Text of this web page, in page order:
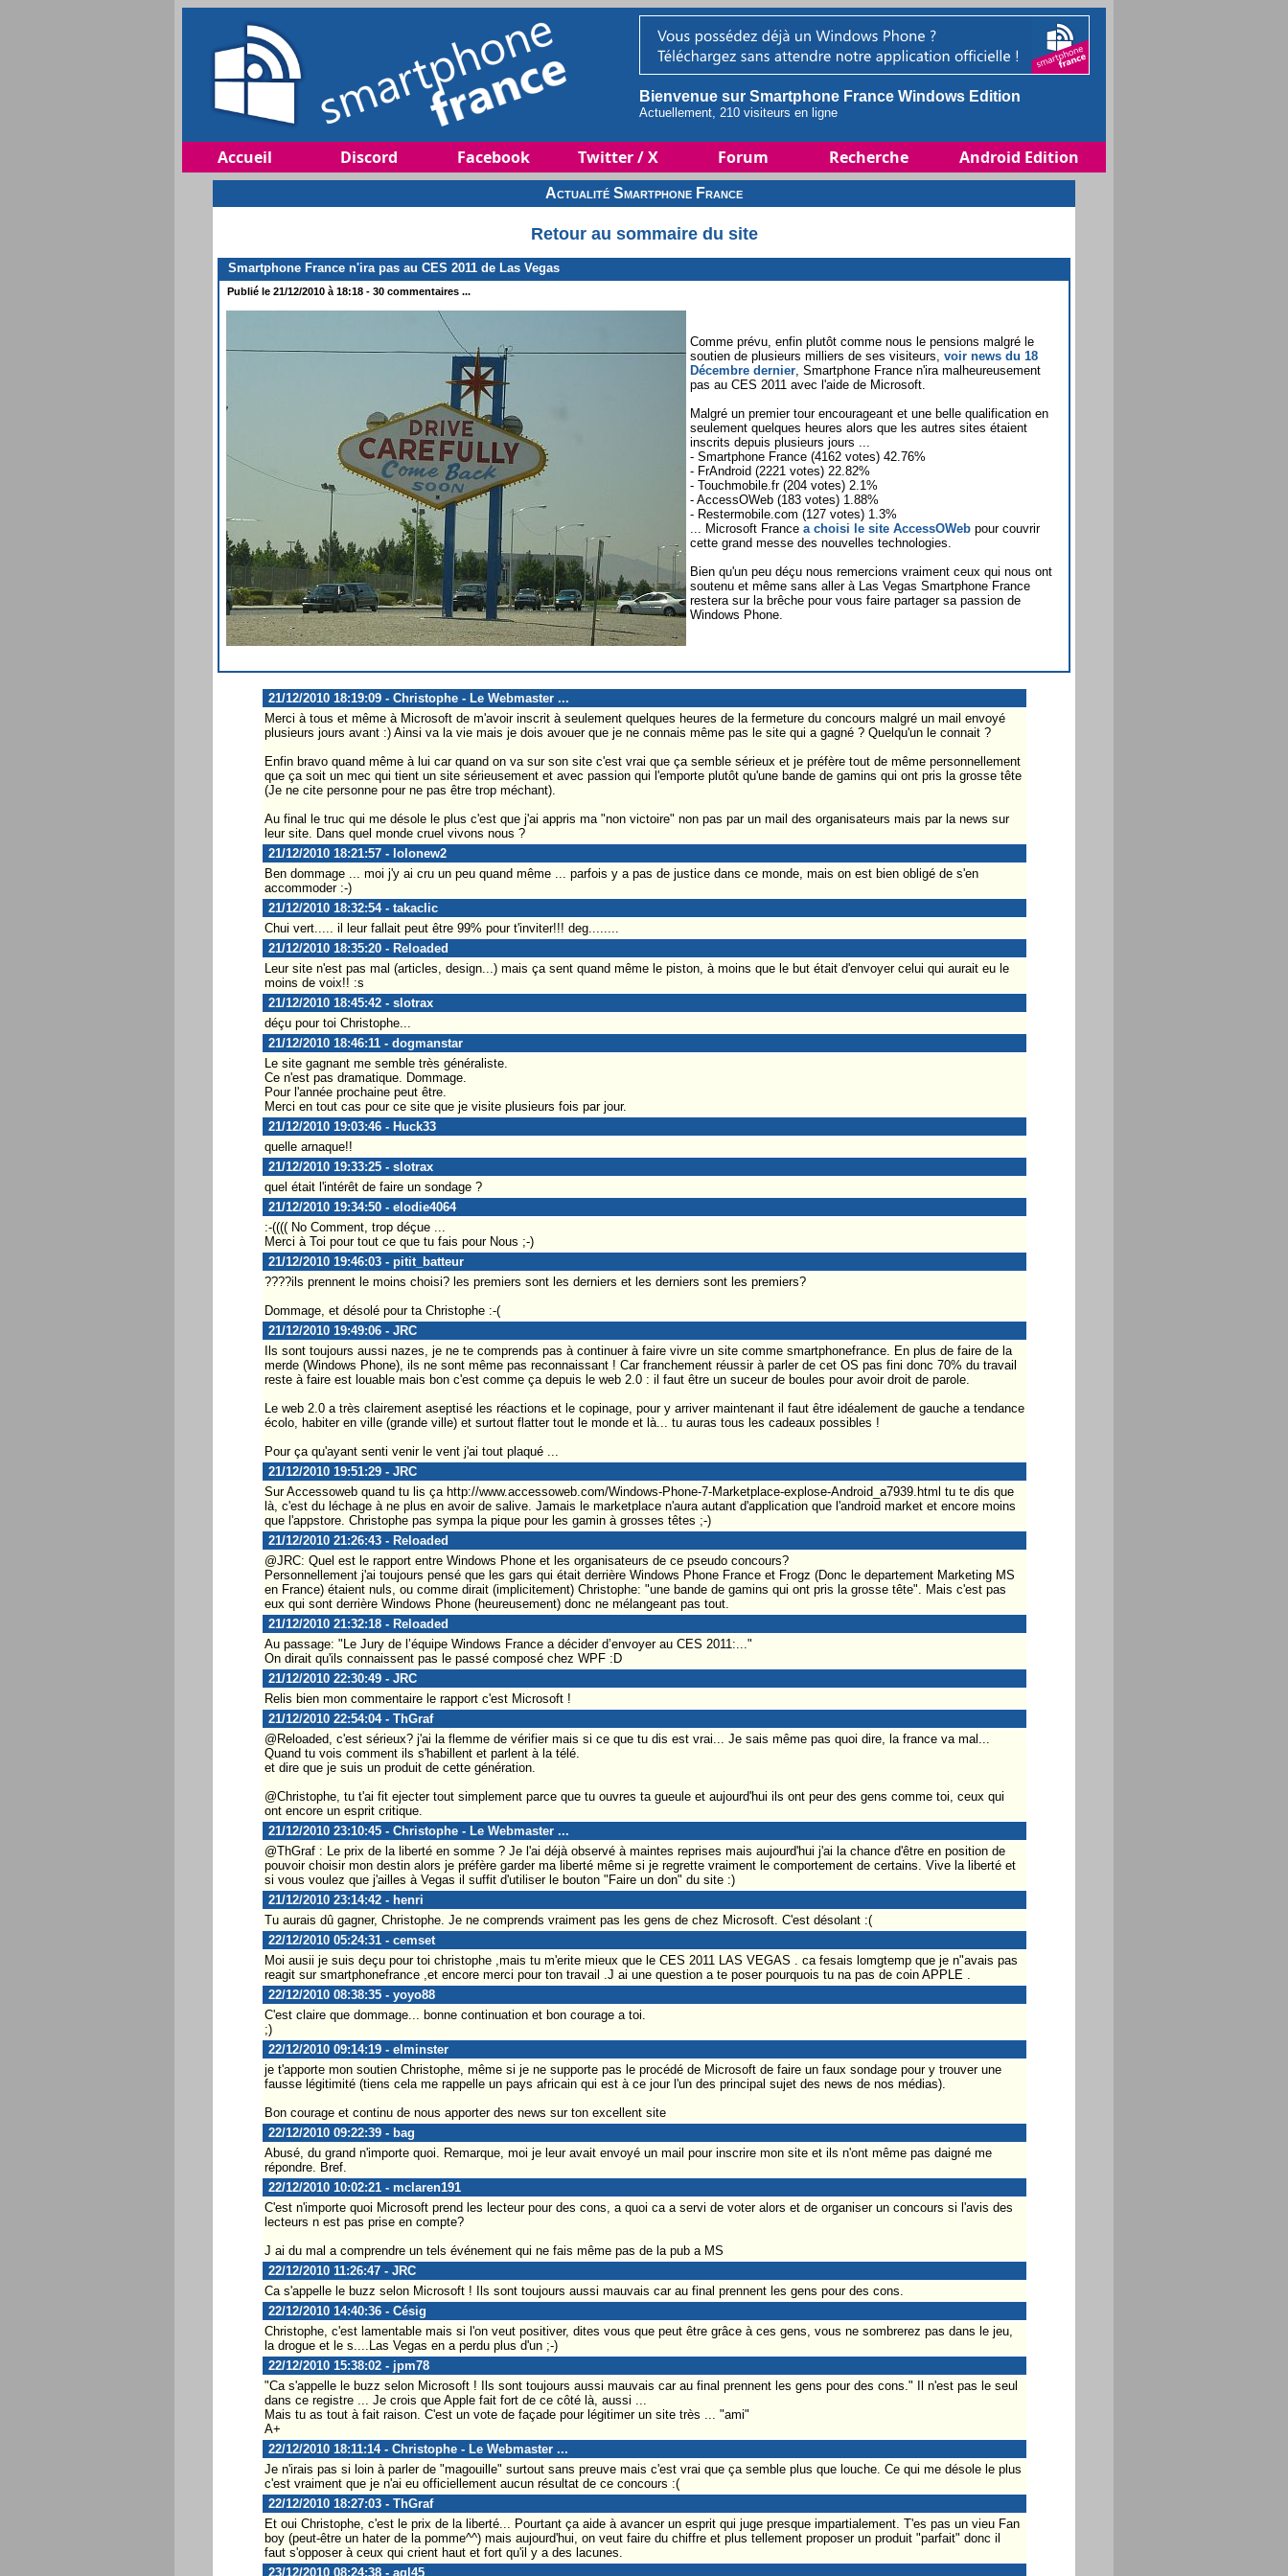
Bienvenue sur Smartphone France Windows Edition
Actuellement, 210 visiteurs en ligne
Accueil Discord Facebook Twitter / X Forum Recherche Android Edition
Actualité Smartphone France
Retour au sommaire du site
Smartphone France n'ira pas au CES 2011 de Las Vegas
Publié le 21/12/2010 à 18:18 - 30 commentaires ...
Comme prévu, enfin plutôt comme nous le pensions malgré le
soutien de plusieurs milliers de ses visiteurs, voir news du 18
Décembre dernier , Smartphone France n'ira malheureusement
pas au CES 2011 avec l'aide de Microsoft.
Malgré un premier tour encourageant et une belle qualification en
seulement quelques heures alors que les autres sites étaient
inscrits depuis plusieurs jours ...
- Smartphone France (4162 votes) 42.76%
- FrAndroid (2221 votes) 22.82%
- Touchmobile.fr (204 votes) 2.1%
- AccessOWeb (183 votes) 1.88%
- Restermobile.com (127 votes) 1.3%
... Microsoft France a choisi le site AccessOWeb pour couvrir
cette grand messe des nouvelles technologies.
Bien qu'un peu déçu nous remercions vraiment ceux qui nous ont
soutenu et même sans aller à Las Vegas Smartphone France
restera sur la brêche pour vous faire partager sa passion de
Windows Phone.
21/12/2010 18:19:09 - Christophe - Le Webmaster ...
Merci à tous et même à Microsoft de m'avoir inscrit à seulement quelques heures de la fermeture du concours malgré un mail envoyé
plusieurs jours avant :) Ainsi va la vie mais je dois avouer que je ne connais même pas le site qui a gagné ? Quelqu'un le connait ?
Enfin bravo quand même à lui car quand on va sur son site c'est vrai que ça semble sérieux et je préfère tout de même personnellement
que ça soit un mec qui tient un site sérieusement et avec passion qui l'emporte plutôt qu'une bande de gamins qui ont pris la grosse tête
(Je ne cite personne pour ne pas être trop méchant).
Au final le truc qui me désole le plus c'est que j'ai appris ma "non victoire" non pas par un mail des organisateurs mais par la news sur
leur site. Dans quel monde cruel vivons nous ?
21/12/2010 18:21:57 - lolonew2
Ben dommage ... moi j'y ai cru un peu quand même ... parfois y a pas de justice dans ce monde, mais on est bien obligé de s'en
accommoder :-)
21/12/2010 18:32:54 - takaclic
Chui vert..... il leur fallait peut être 99% pour t'inviter!!! deg........
21/12/2010 18:35:20 - Reloaded
Leur site n'est pas mal (articles, design...) mais ça sent quand même le piston, à moins que le but était d'envoyer celui qui aurait eu le
moins de voix!! :s
21/12/2010 18:45:42 - slotrax
déçu pour toi Christophe...
21/12/2010 18:46:11 - dogmanstar
Le site gagnant me semble très généraliste.
Ce n'est pas dramatique. Dommage.
Pour l'année prochaine peut être.
Merci en tout cas pour ce site que je visite plusieurs fois par jour.
21/12/2010 19:03:46 - Huck33
quelle arnaque!!
21/12/2010 19:33:25 - slotrax
quel était l'intérêt de faire un sondage ?
21/12/2010 19:34:50 - elodie4064
:-(((( No Comment, trop déçue ...
Merci à Toi pour tout ce que tu fais pour Nous ;-)
21/12/2010 19:46:03 - pitit_batteur
????ils prennent le moins choisi? les premiers sont les derniers et les derniers sont les premiers?
Dommage, et désolé pour ta Christophe :-(
21/12/2010 19:49:06 - JRC
Ils sont toujours aussi nazes, je ne te comprends pas à continuer à faire vivre un site comme smartphonefrance. En plus de faire de la
merde (Windows Phone), ils ne sont même pas reconnaissant ! Car franchement réussir à parler de cet OS pas fini donc 70% du travail
reste à faire est louable mais bon c'est comme ça depuis le web 2.0 : il faut être un suceur de boules pour avoir droit de parole.
Le web 2.0 a très clairement aseptisé les réactions et le copinage, pour y arriver maintenant il faut être idéalement de gauche a tendance
écolo, habiter en ville (grande ville) et surtout flatter tout le monde et là... tu auras tous les cadeaux possibles !
Pour ça qu'ayant senti venir le vent j'ai tout plaqué ...
21/12/2010 19:51:29 - JRC
Sur Accessoweb quand tu lis ça http://www.accessoweb.com/Windows-Phone-7-Marketplace-explose-Android_a7939.html tu te dis que
là, c'est du léchage à ne plus en avoir de salive. Jamais le marketplace n'aura autant d'application que l'android market et encore moins
que l'appstore. Christophe pas sympa la pique pour les gamin à grosses têtes ;-)
21/12/2010 21:26:43 - Reloaded
@JRC: Quel est le rapport entre Windows Phone et les organisateurs de ce pseudo concours?
Personnellement j'ai toujours pensé que les gars qui était derrière Windows Phone France et Frogz (Donc le departement Marketing MS
en France) étaient nuls, ou comme dirait (implicitement) Christophe: "une bande de gamins qui ont pris la grosse tête". Mais c'est pas
eux qui sont derrière Windows Phone (heureusement) donc ne mélangeant pas tout.
21/12/2010 21:32:18 - Reloaded
Au passage: "Le Jury de l’équipe Windows France a décider d’envoyer au CES 2011:..."
On dirait qu'ils connaissent pas le passé composé chez WPF :D
21/12/2010 22:30:49 - JRC
Relis bien mon commentaire le rapport c'est Microsoft !
21/12/2010 22:54:04 - ThGraf
@Reloaded, c'est sérieux? j'ai la flemme de vérifier mais si ce que tu dis est vrai... Je sais même pas quoi dire, la france va mal...
Quand tu vois comment ils s'habillent et parlent à la télé.
et dire que je suis un produit de cette génération.
@Christophe, tu t'ai fit ejecter tout simplement parce que tu ouvres ta gueule et aujourd'hui ils ont peur des gens comme toi, ceux qui
ont encore un esprit critique.
21/12/2010 23:10:45 - Christophe - Le Webmaster ...
@ThGraf : Le prix de la liberté en somme ? Je l'ai déjà observé à maintes reprises mais aujourd'hui j'ai la chance d'être en position de
pouvoir choisir mon destin alors je préfère garder ma liberté même si je regrette vraiment le comportement de certains. Vive la liberté et
si vous voulez que j'ailles à Vegas il suffit d'utiliser le bouton "Faire un don" du site :)
21/12/2010 23:14:42 - henri
Tu aurais dû gagner, Christophe. Je ne comprends vraiment pas les gens de chez Microsoft. C'est désolant :(
22/12/2010 05:24:31 - cemset
Moi ausii je suis deçu pour toi christophe ,mais tu m'erite mieux que le CES 2011 LAS VEGAS . ca fesais lomgtemp que je n"avais pas
reagit sur smartphonefrance ,et encore merci pour ton travail .J ai une question a te poser pourquois tu na pas de coin APPLE .
22/12/2010 08:38:35 - yoyo88
C'est claire que dommage... bonne continuation et bon courage a toi.
;)
22/12/2010 09:14:19 - elminster
je t'apporte mon soutien Christophe, même si je ne supporte pas le procédé de Microsoft de faire un faux sondage pour y trouver une
fausse légitimité (tiens cela me rappelle un pays africain qui est à ce jour l'un des principal sujet des news de nos médias).
Bon courage et continu de nous apporter des news sur ton excellent site
22/12/2010 09:22:39 - bag
Abusé, du grand n'importe quoi. Remarque, moi je leur avait envoyé un mail pour inscrire mon site et ils n'ont même pas daigné me
répondre. Bref.
22/12/2010 10:02:21 - mclaren191
C'est n'importe quoi Microsoft prend les lecteur pour des cons, a quoi ca a servi de voter alors et de organiser un concours si l'avis des
lecteurs n est pas prise en compte?
J ai du mal a comprendre un tels événement qui ne fais même pas de la pub a MS
22/12/2010 11:26:47 - JRC
Ca s'appelle le buzz selon Microsoft ! Ils sont toujours aussi mauvais car au final prennent les gens pour des cons.
22/12/2010 14:40:36 - Césig
Christophe, c'est lamentable mais si l'on veut positiver, dites vous que peut être grâce à ces gens, vous ne sombrerez pas dans le jeu,
la drogue et le s....Las Vegas en a perdu plus d'un ;-)
22/12/2010 15:38:02 - jpm78
"Ca s'appelle le buzz selon Microsoft ! Ils sont toujours aussi mauvais car au final prennent les gens pour des cons." Il n'est pas le seul
dans ce registre ... Je crois que Apple fait fort de ce côté là, aussi ...
Mais tu as tout à fait raison. C'est un vote de façade pour légitimer un site très ... "ami"
A+
22/12/2010 18:11:14 - Christophe - Le Webmaster ...
Je n'irais pas si loin à parler de "magouille" surtout sans preuve mais c'est vrai que ça semble plus que louche. Ce qui me désole le plus
c'est vraiment que je n'ai eu officiellement aucun résultat de ce concours :(
22/12/2010 18:27:03 - ThGraf
Et oui Christophe, c'est le prix de la liberté... Pourtant ça aide à avancer un esprit qui juge presque impartialement. T'es pas un vieu Fan
boy (peut-être un hater de la pomme^^) mais aujourd'hui, on veut faire du chiffre et plus tellement proposer un produit "parfait" donc il
faut s'opposer à ceux qui crient haut et fort qu'il y a des lacunes.
23/12/2010 08:24:38 - agl45